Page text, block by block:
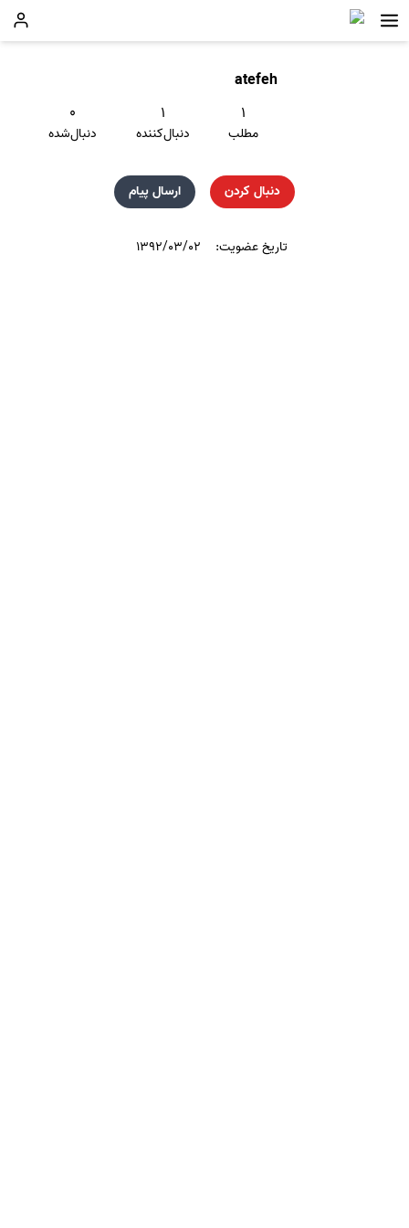
atefeh
۱
مطلب
۱
دنبال‌کننده
۰
دنبال‌شده
دنبال کردن ارسال پیام
تاریخ عضویت: ۱۳۹۲/۰۳/۰۲